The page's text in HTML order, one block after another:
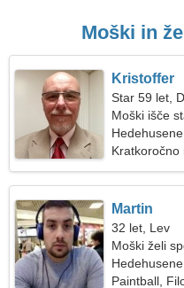
Moški in
Kristoffer
Star 59 let,
Moški išče
Kratkoročno
Martin
32 let, Lev
Moški želi
Hedehusene
Paintball,